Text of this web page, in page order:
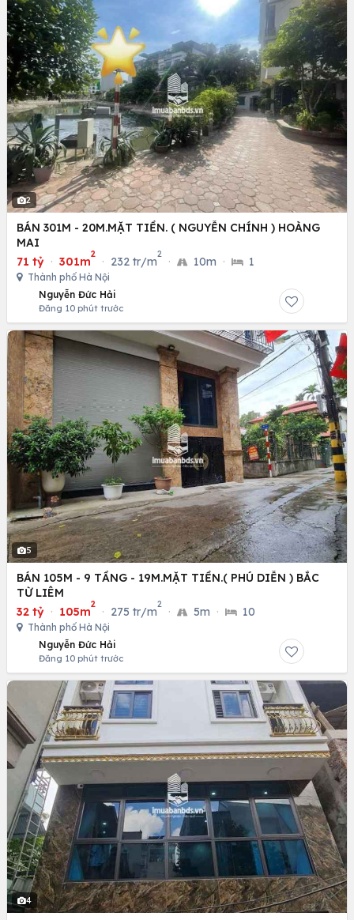
2
BÁN 301M - 20M.MẶT TIỀN. ( NGUYỄN CHÍNH ) HOÀNG
MAI
71 tỷ · 301m
2
· 232 tr/m
2
· 10m · 1
Thành phố Hà Nội
Nguyễn Đức Hải
Đăng 10 phút trước
5
BÁN 105M - 9 TẦNG - 19M.MẶT TIỀN.( PHÚ DIỄN ) BẮC
TỪ LIÊM
32 tỷ · 105m
2
· 275 tr/m
2
· 5m · 10
Thành phố Hà Nội
Nguyễn Đức Hải
Đăng 10 phút trước
4